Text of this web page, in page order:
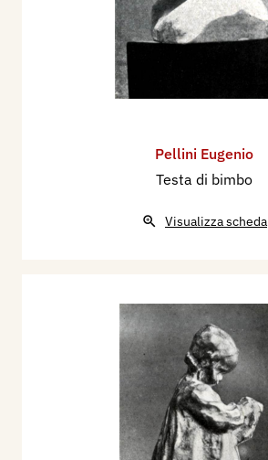
Pellini Eugenio
Testa di bimbo
Visualizza scheda